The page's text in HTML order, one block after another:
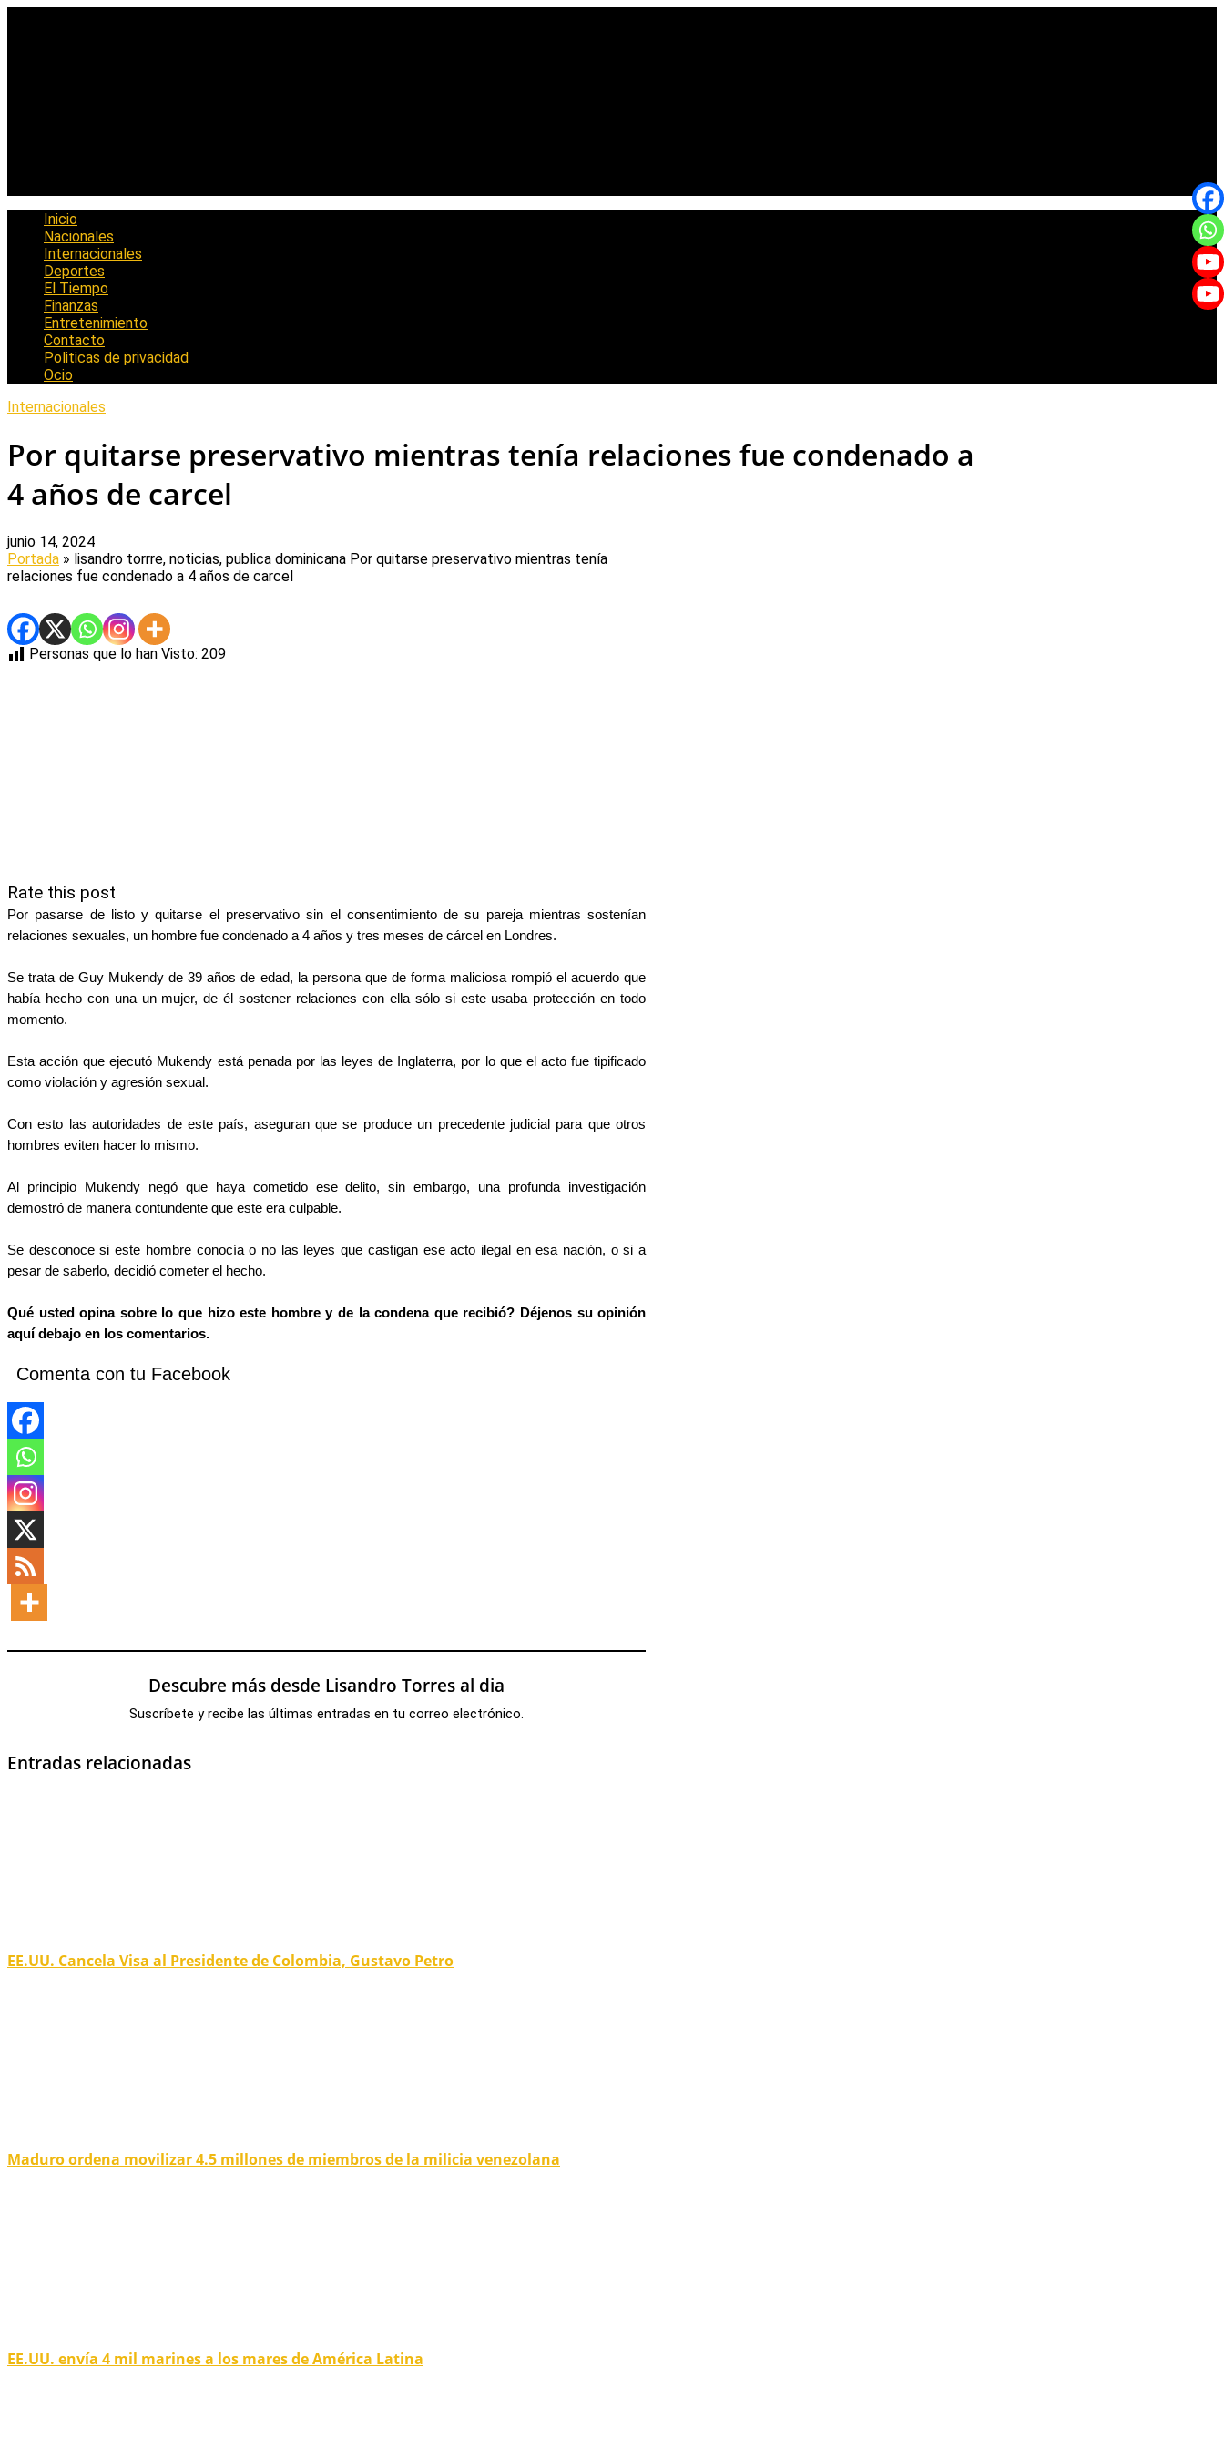
Inicio
Nacionales
Internacionales
Deportes
El Tiempo
Finanzas
Entretenimiento
Contacto
Politicas de privacidad
Ocio
Internacionales
Por quitarse preservativo mientras tenía relaciones fue condenado a
4 años de carcel
junio 14, 2024
Portada » lisandro torrre, noticias, publica dominicana Por quitarse preservativo mientras tenía
relaciones fue condenado a 4 años de carcel
Personas que lo han Visto: 209
Rate this post
Por pasarse de listo y quitarse el preservativo sin el consentimiento de su pareja mientras sostenían
relaciones sexuales, un hombre fue condenado a 4 años y tres meses de cárcel en Londres.
Se trata de Guy Mukendy de 39 años de edad, la persona que de forma maliciosa rompió el acuerdo que
había hecho con una un mujer, de él sostener relaciones con ella sólo si este usaba protección en todo
momento.
Esta acción que ejecutó Mukendy está penada por las leyes de Inglaterra, por lo que el acto fue tipificado
como violación y agresión sexual.
Con esto las autoridades de este país, aseguran que se produce un precedente judicial para que otros
hombres eviten hacer lo mismo.
Al principio Mukendy negó que haya cometido ese delito, sin embargo, una profunda investigación
demostró de manera contundente que este era culpable.
Se desconoce si este hombre conocía o no las leyes que castigan ese acto ilegal en esa nación, o si a
pesar de saberlo, decidió cometer el hecho.
Qué usted opina sobre lo que hizo este hombre y de la condena que recibió? Déjenos su opinión
aquí debajo en los comentarios.
Comenta con tu Facebook
Descubre más desde Lisandro Torres al dia
Suscríbete y recibe las últimas entradas en tu correo electrónico.
Entradas relacionadas
EE.UU. Cancela Visa al Presidente de Colombia, Gustavo Petro
Maduro ordena movilizar 4.5 millones de miembros de la milicia venezolana
EE.UU. envía 4 mil marines a los mares de América Latina